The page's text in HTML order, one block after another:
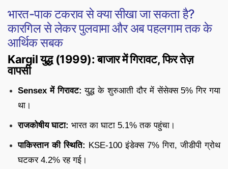
भारत-पाक टकराव से क्या सीखा जा सकता है?
कारगिल से लेकर पुलवामा और अब पहलगाम तक के
आर्थिक सबक
Kargil युद्ध (1999): बाजार में गिरावट, फिर तेज़
वापसी
Sensex में गिरावट: युद्ध के शुरुआती दौर में सेंसेक्स 5% गिर गया
था।
राजकोषीय घाटा: भारत का घाटा 5.1% तक पहुंचा।
पाकिस्तान की स्थिति: KSE-100 इंडेक्स 7% गिरा, जीडीपी ग्रोथ
घटकर 4.2% रह गई।